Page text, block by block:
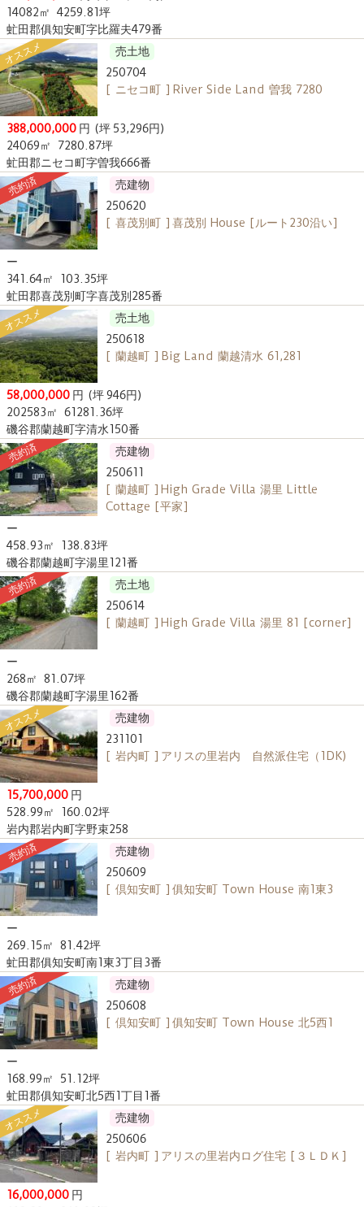
14082㎡ 4259.81坪
虻田郡俱知安町字比羅夫479番
オススメ
売土地
250704
[ ニセコ町 ] River Side Land 曽我 7280
388,000,000 円 (坪 53,296円)
24069㎡
7280.87坪
虻田郡ニセコ町字曽我666番
売約済
売建物
250620
[ 喜茂別町 ] 喜茂別 House [ルート230沿い]
ー
341.64㎡
103.35坪
虻田郡喜茂別町字喜茂別285番
オススメ
売土地
250618
[ 蘭越町 ] Big Land 蘭越清水 61,281
58,000,000 円 (坪 946円)
202583㎡ 61281.36坪
磯谷郡蘭越町字清水150番
売約済
売建物
250611
[ 蘭越町 ] High Grade Villa 湯里 Little
Cottage [平家]
ー
458.93㎡
138.83坪
磯谷郡蘭越町字湯里121番
売約済
売土地
250614
[ 蘭越町 ] High Grade Villa 湯里 81 [corner]
ー
268㎡ 81.07坪
磯谷郡蘭越町字湯里162番
オススメ
売建物
231101
[ 岩内町 ] アリスの里岩内 自然派住宅（1DK)
15,700,000 円
528.99㎡
160.02坪
岩内郡岩内町字野束258
売約済
売建物
250609
[ 倶知安町 ] 俱知安町 Town House 南1東3
ー
269.15㎡ 81.42坪
虻田郡俱知安町南1東3丁目3番
売約済
売建物
250608
[ 倶知安町 ] 俱知安町 Town House 北5西1
ー
168.99㎡
51.12坪
虻田郡俱知安町北5西1丁目1番
オススメ
売建物
250606
[ 岩内町 ] アリスの里岩内ログ住宅 [３ＬＤＫ]
16,000,000 円